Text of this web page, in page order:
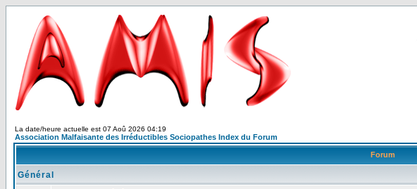
La date/heure actuelle est 07 Aoû 2026 04:19
Association Malfaisante des Irréductibles Sociopathes Index du Forum
Forum
Général